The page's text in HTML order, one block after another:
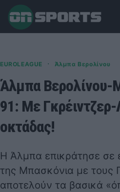
EUROLEAGUE · Άλμπα Βερολίνου
Άλμπα Βερολίνου-
91: Με
οκτάδας!
Η Άλμπα επικράτησε
της Μπασκόνια με τους
αποτελούν τα βασικά